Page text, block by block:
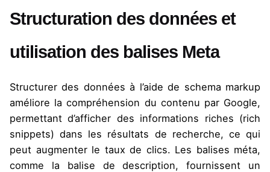
Structuration des données et
utilisation des balises Meta
Structurer des données à l’aide de schema markup
améliore la compréhension du contenu par Google,
permettant d’afficher des informations riches (rich
snippets) dans les résultats de recherche, ce qui
peut augmenter le taux de clics. Les balises méta,
comme la balise de description, fournissent un